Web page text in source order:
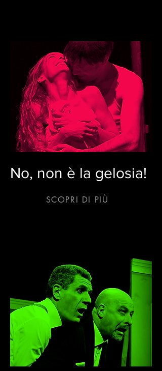
No, non è la gelosia!
SCOPRI DI PIÙ